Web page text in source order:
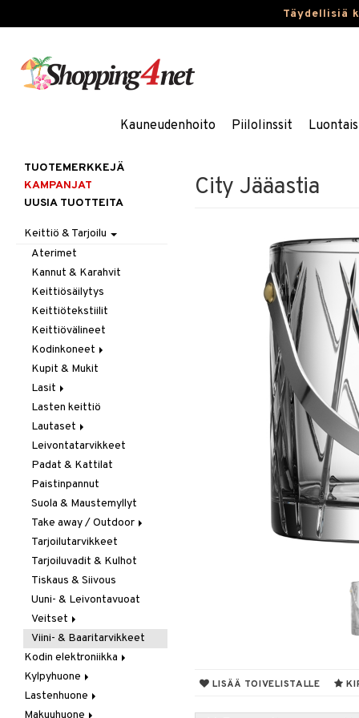
Täydellisiä
Kauneudenhoito Piilolinssit
City Jääastia
LISÄÄ TOIVELISTALLE
TUOTEMERKKEJÄ
KAMPANJAT
UUSIA TUOTTEITA
Keittiö & Tarjoilu
Aterimet
Kannut & Karahvit
Keittiösäilytys
Keittiötekstiilit
Keittiövälineet
Kodinkoneet
Kahvi, Tee & Espresso
Leivänpaahtimet
Mixerit &
Sähkövatkaimet
Muut koneet
Vedenkeittimet
Kupit & Mukit
Lasit
Juoma- & Cocktailasit
Juomalasit
Olutlasit
Shamppanjalasit
Snapsi- & Aveclasit
Viinilasit
Whiskey- & Konjakkilasit
Lasten keittiö
Lautaset
Asetit
Ruokalautaset
Syvät lautaset
Leivontatarvikkeet
Padat & Kattilat
Paistinpannut
Suola & Maustemyllyt
Take away / Outdoor
Eväslaatikot
Pullot
Termoskannut
Termosmukit
Tarjoilutarvikkeet
Tarjoiluvadit & Kulhot
Tiskaus & Siivous
Uuni- & Leivontavuoat
Veitset
Erityisveitset
Keittiöveitset
Kuorinta- &
Vihannesveitset
Leikkuulaudat
Viini- & Baaritarvikkeet
Kodin elektroniikka
Ääni
Kylpyhuone
Kylpyhuoneen sisustus
Kylpyhuoneen tarvikkeita
Lastenhuone
Kylpyhuoneen koristelu
Makuuhuone